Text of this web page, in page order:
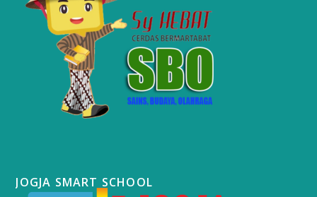
JOGJA SMART SCHOOL